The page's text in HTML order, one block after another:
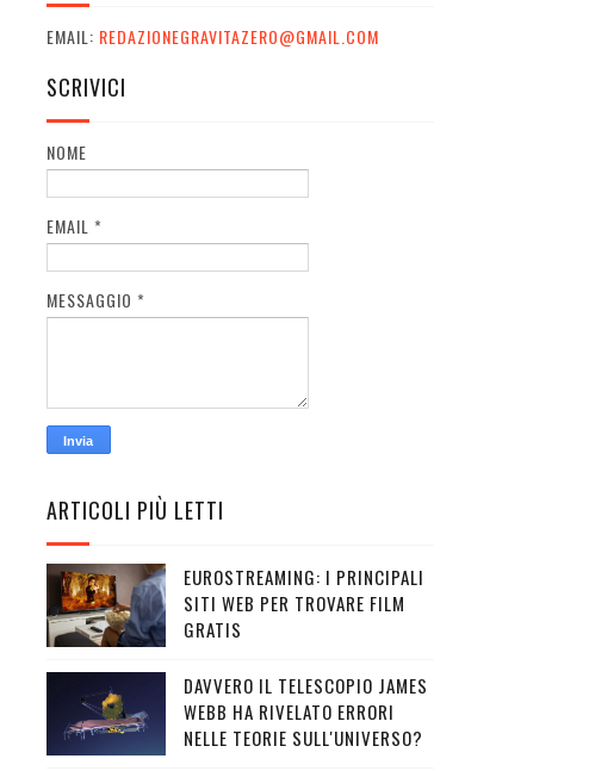
EMAIL: REDAZIONEGRAVITAZERO@GMAIL.COM
SCRIVICI
NOME
EMAIL *
MESSAGGIO *
ARTICOLI PIÙ LETTI
EUROSTREAMING: I PRINCIPALI
SITI WEB PER TROVARE FILM
GRATIS
DAVVERO IL TELESCOPIO JAMES
WEBB HA RIVELATO ERRORI
NELLE TEORIE SULL'UNIVERSO?